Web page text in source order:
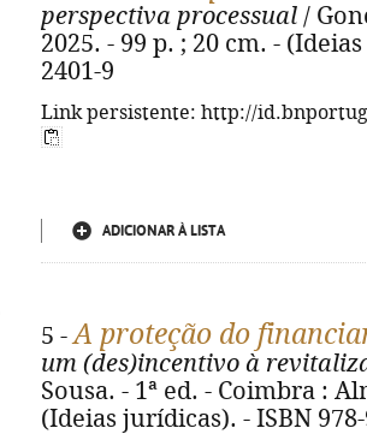
perspectiva processual /
2025. - 99 p. ; 20 cm. -
2401-9
Link persistente: http://
ADICIONAR À LISTA
5 -A proteção do
um (des)incentivo à
Sousa. - 1ª ed. - Coimbra :
(Ideias jurídicas). - ISBN